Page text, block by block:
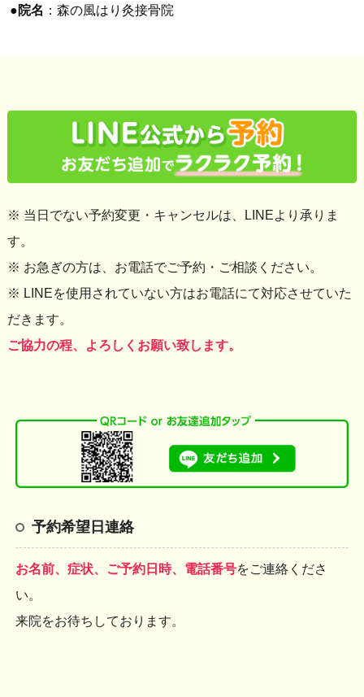
●院名 ：森の風はり灸接骨院
※ 当日でない予約変更・キャンセルは、LINEより承りま
す。
※ お急ぎの方は、お電話でご予約・ご相談ください。
※ LINEを使用されていない方はお電話にて対応させていた
だきます。
ご協力の程、よろしくお願い致します。
予約希望日連絡
お名前、症状、ご予約日時、電話番号をご連絡くださ
い。
来院をお待ちしております。